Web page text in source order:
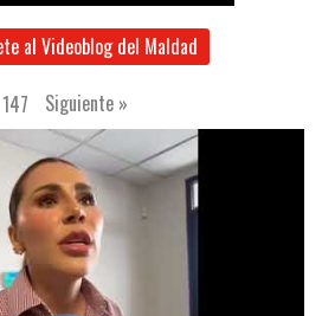
al Videoblog del Maldad
147 Siguiente »